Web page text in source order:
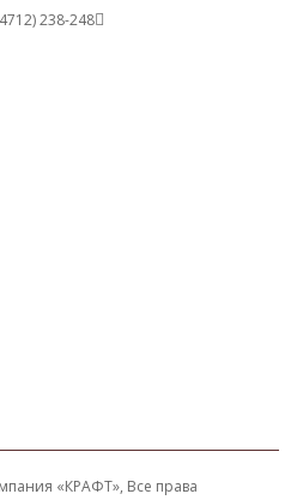
238-248
«КРАФТ», Все права